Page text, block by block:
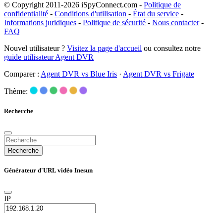
© Copyright 2011-2026 iSpyConnect.com - Politique de
confidentialité - Conditions d'utilisation - État du service -
Informations juridiques - Politique de sécurité - Nous contacter-
FAQ
Nouvel utilisateur ? Visitez la page d'accueil ou consultez notre
guide utilisateur Agent DVR
Comparer : Agent DVR vs Blue Iris · Agent DVR vs Frigate
Thème:
Recherche
Recherche
Générateur d'URL vidéo Inesun
IP